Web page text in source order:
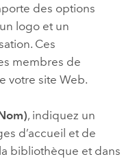
des options
logo et un
Ces
membres de
votre site Web.
, indiquez un
d’accueil et de
bibliothèque et dans